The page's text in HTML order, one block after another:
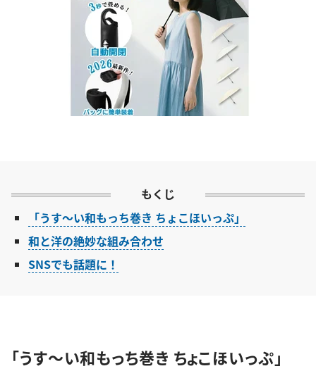
もくじ
「うす～い和もっち巻き ちょこほいっぷ」
和と洋の絶妙な組み合わせ
SNSでも話題に！
「うす～い和もっち巻き ちょこほいっぷ」